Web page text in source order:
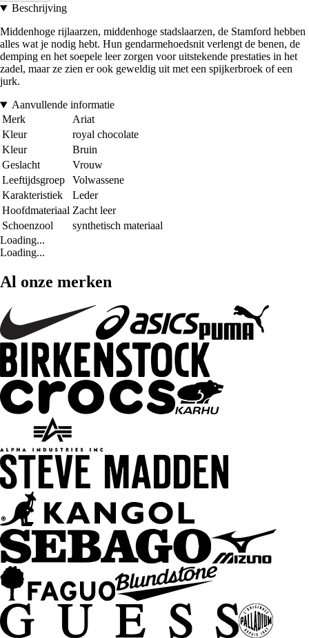
Beschrijving
Middenhoge rijlaarzen, middenhoge stadslaarzen, de Stamford hebben
alles wat je nodig hebt. Hun gendarmehoedsnit verlengt de benen, de
demping en het soepele leer zorgen voor uitstekende prestaties in het
zadel, maar ze zien er ook geweldig uit met een spijkerbroek of een
jurk.
Aanvullende informatie
Merk
Ariat
Kleur
royal chocolate
Kleur
Bruin
Geslacht
Vrouw
Leeftijdsgroep
Volwassene
Karakteristiek
Leder
Hoofdmateriaal Zacht leer
Schoenzool
synthetisch materiaal
Loading...
Loading...
Al onze merken